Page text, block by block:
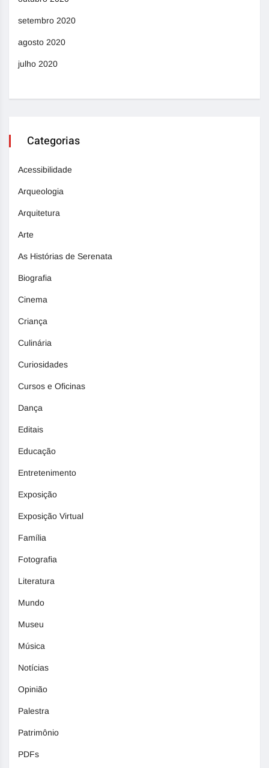
setembro 2020
agosto 2020
julho 2020
Categorias
Acessibilidade
Arqueologia
Arquitetura
Arte
As Histórias de Serenata
Biografia
Cinema
Criança
Culinária
Curiosidades
Cursos e Oficinas
Dança
Editais
Educação
Entretenimento
Exposição
Exposição Virtual
Família
Fotografia
Literatura
Mundo
Museu
Música
Notícias
Opinião
Palestra
Patrimônio
PDFs